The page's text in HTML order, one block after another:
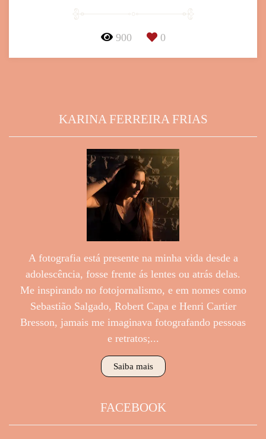
900 0
KARINA FERREIRA FRIAS
A fotografia está presente na minha vida desde a
adolescência, fosse frente ás lentes ou atrás delas.
Me inspirando no fotojornalismo, e em nomes como
Sebastião Salgado, Robert Capa e Henri Cartier
Bresson, jamais me imaginava fotografando pessoas
e retratos;...
Saiba mais
FACEBOOK